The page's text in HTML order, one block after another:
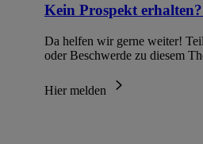
Kein Prospekt
Da helfen wir gerne weiter!
oder Beschwerde zu diesem
Hier melden